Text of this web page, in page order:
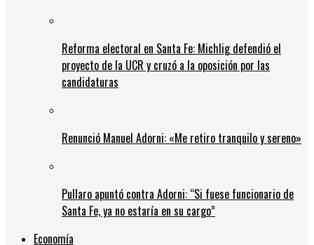
Reforma electoral en Santa Fe: Michlig defendió el
proyecto de la UCR y cruzó a la oposición por las
candidaturas
Renunció Manuel Adorni: «Me retiro tranquilo y sereno»
Pullaro apuntó contra Adorni: “Si fuese funcionario de
Santa Fe, ya no estaría en su cargo”
Economía